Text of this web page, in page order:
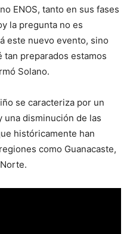
ENOS, tanto en sus fases
la pregunta no es
este nuevo evento, sino
preparados estamos
Solano.
se caracteriza por un
una disminución de las
históricamente han
como Guanacaste,